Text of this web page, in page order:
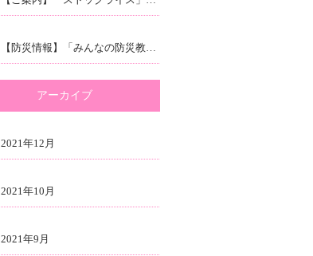
アーカイブ
2021年12月
2021年10月
2021年9月